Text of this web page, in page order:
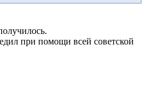
при помощи всей советской